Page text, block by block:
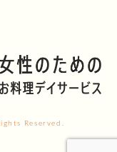
Reserved.